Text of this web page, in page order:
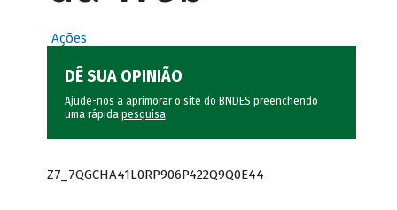
Ações
DÊ SUA OPINIÃO
Ajude-nos a aprimorar o site do BNDES preenchendo
uma rápida pesquisa.
Z7_7QGCHA41L0RP906P422Q9Q0E44